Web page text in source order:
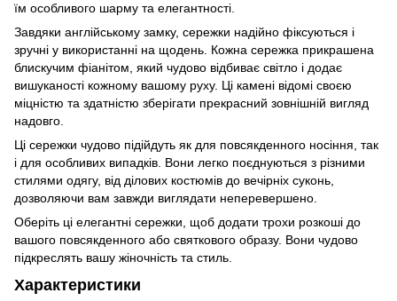
їм особливого шарму та елегантності.
Завдяки англійському замку, сережки надійно фіксуються і
зручні у використанні на щодень. Кожна сережка прикрашена
блискучим фіанітом, який чудово відбиває світло і додає
вишуканості кожному вашому руху. Ці камені відомі своєю
міцністю та здатністю зберігати прекрасний зовнішній вигляд
надовго.
Ці сережки чудово підійдуть як для повсякденного носіння, так
і для особливих випадків. Вони легко поєднуються з різними
стилями одягу, від ділових костюмів до вечірніх суконь,
дозволяючи вам завжди виглядати неперевершено.
Оберіть ці елегантні сережки, щоб додати трохи розкоші до
вашого повсякденного або святкового образу. Вони чудово
підкреслять вашу жіночність та стиль.
Характеристики